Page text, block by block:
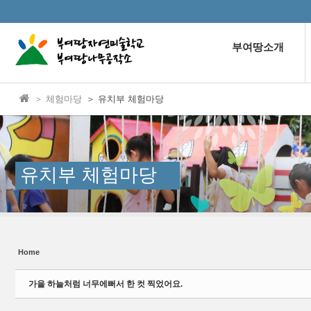
부여땅소개
＞ 체험마당 ＞ 유치부 체험마당
유치부 체험마당
Home
가을 하늘처럼 너무에뻐서 한 컷 찍었어요.
Sketchbook5, 스케치북5
Sketchbook5, 스케치북5